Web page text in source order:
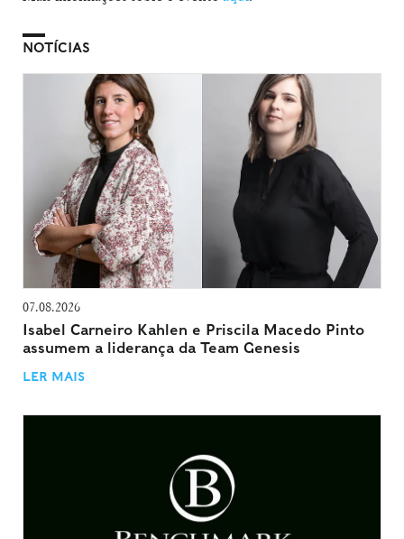
NOTÍCIAS
07.08.2026
Isabel Carneiro Kahlen e Priscila Macedo Pinto
assumem a liderança da Team Genesis
LER MAIS